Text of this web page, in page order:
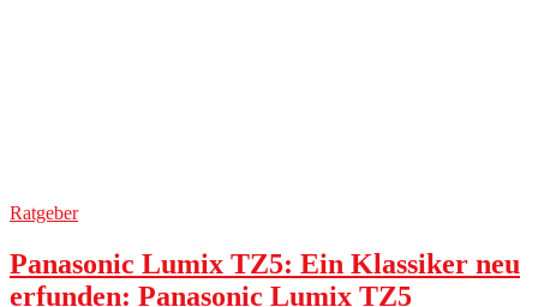
Ratgeber
Panasonic Lumix TZ5: Ein Klassiker neu
erfunden: Panasonic Lumix TZ5